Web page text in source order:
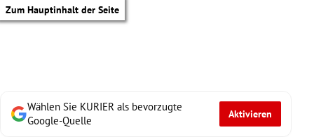
Zum Hauptinhalt der Seite
Wählen Sie KURIER als bevorzugte
Google-Quelle
Aktivieren